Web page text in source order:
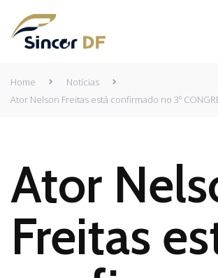
Home
Notícias
Ator Nelson Freitas está confirmado no 3º
Ator
Freitas